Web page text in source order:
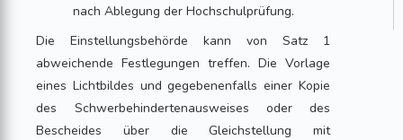
nach Ablegung der Hochschulprüfung.
Die Einstellungsbehörde kann von Satz 1
abweichende Festlegungen treffen. Die Vorlage
eines Lichtbildes und gegebenenfalls einer Kopie
des Schwerbehindertenausweises oder des
Bescheides über die Gleichstellung mit